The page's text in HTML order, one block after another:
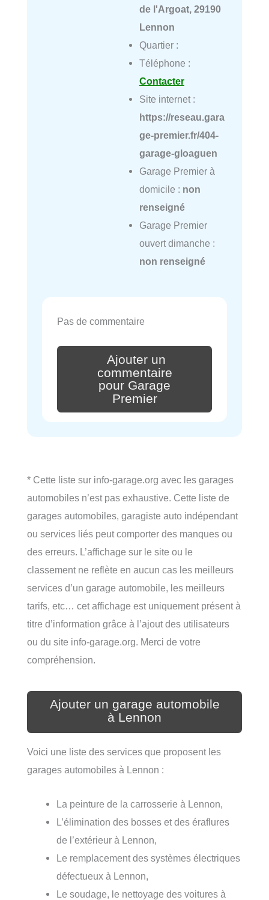
de l'Argoat, 29190
Lennon
Quartier :
Téléphone :
Contacter
Site internet :
https://reseau.gara
ge-premier.fr/404-
garage-gloaguen
Garage Premier à
domicile : non
renseigné
Garage Premier
ouvert dimanche :
non renseigné
Pas de commentaire
Ajouter un
commentaire
pour Garage
Premier
* Cette liste sur info-garage.org avec les garages
automobiles n’est pas exhaustive. Cette liste de
garages automobiles, garagiste auto indépendant
ou services liés peut comporter des manques ou
des erreurs. L’affichage sur le site ou le
classement ne reflète en aucun cas les meilleurs
services d’un garage automobile, les meilleurs
tarifs, etc… cet affichage est uniquement présent à
titre d’information grâce à l’ajout des utilisateurs
ou du site info-garage.org. Merci de votre
compréhension.
Ajouter un garage automobile
à Lennon
Voici une liste des services que proposent les
garages automobiles à Lennon :
La peinture de la carrosserie à Lennon,
L’élimination des bosses et des éraflures
de l’extérieur à Lennon,
Le remplacement des systèmes électriques
défectueux à Lennon,
Le soudage, le nettoyage des voitures à